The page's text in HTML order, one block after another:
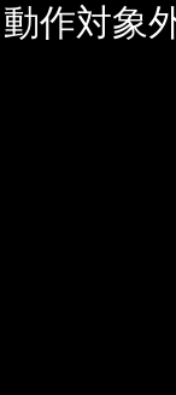
作対象